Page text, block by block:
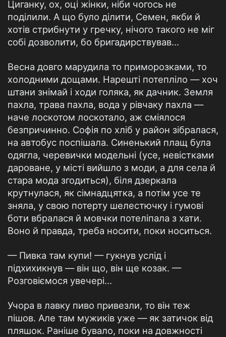
Циганку, ох, оці жінки, ніби чогось не
поділили. А що було ділити, Семен, якби й
хотів стрибнути у гречку, нічого такого не міг
собі дозволити, бо бригадирствував...
Весна довго марудила то приморозками, то
холодними дощами. Нарешті потепліло — хоч
штани знімай і ходи голяка, як дачник. Земля
пахла, трава пахла, вода у рівчаку пахла —
наче лоскотом лоскотало, аж сміялося
безпричинно. Софія по хліб у район зібралася,
на автобус поспішала. Синенький плащ була
одягла, черевички модельні (усе, невістками
дароване, у місті вийшло з моди, а для села й
стара мода згодиться), біля дзеркала
крутнулася, як сімнадцятка, а потім усе те
зняла, у свою потерту шелестючку і гумові
боти вбралася й мовчки потеліпала з хати.
Воно й правда, треба носити, поки носиться.
— Пивка там купи! — гукнув услід і
підхихикнув — він що, він ще козак. —
Розговіємося увечері...
Учора в лавку пиво привезли, то він теж
пішов. Але там мужиків уже — як затичок від
пляшок. Раніше бувало, поки на довжності